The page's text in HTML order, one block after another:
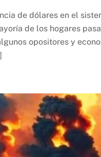
de dólares en el
de los hogares
opositores y